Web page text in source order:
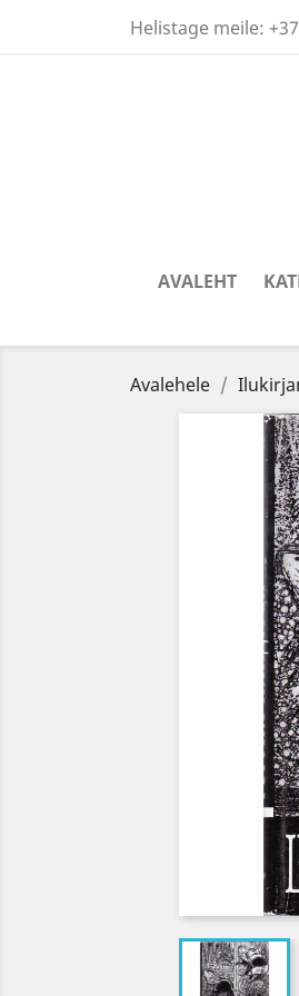
Helistage meile:
AVALEHT
Avalehele